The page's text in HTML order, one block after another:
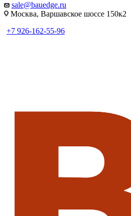
sale@bauedge.ru
Москва, Варшавское шоссе 150к2
+7 926-162-55-96